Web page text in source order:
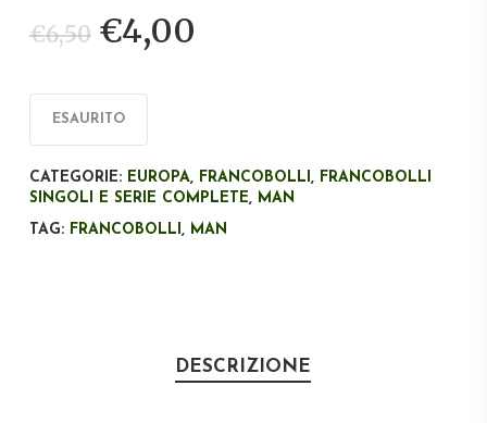
€6,50 Il
prezzo
originale
era:
€6,50.
€4,00
€4,00.
ESAURITO
CATEGORIE: EUROPA, FRANCOBOLLI, FRANCOBOLLI
SINGOLI E SERIE COMPLETE, MAN
TAG: FRANCOBOLLI, MAN
DESCRIZIONE